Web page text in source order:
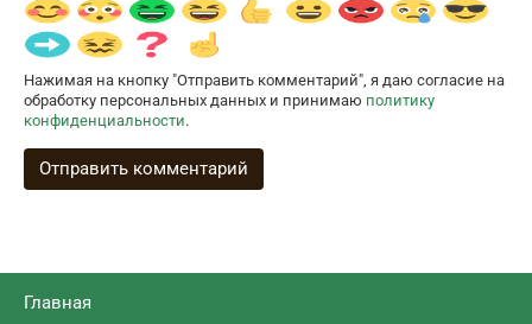
Нажимая на кнопку "Отправить комментарий", я даю согласие на
обработку персональных данных и принимаю политику
конфиденциальности.
Главная